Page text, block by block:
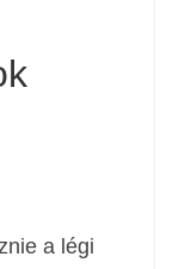
a légi